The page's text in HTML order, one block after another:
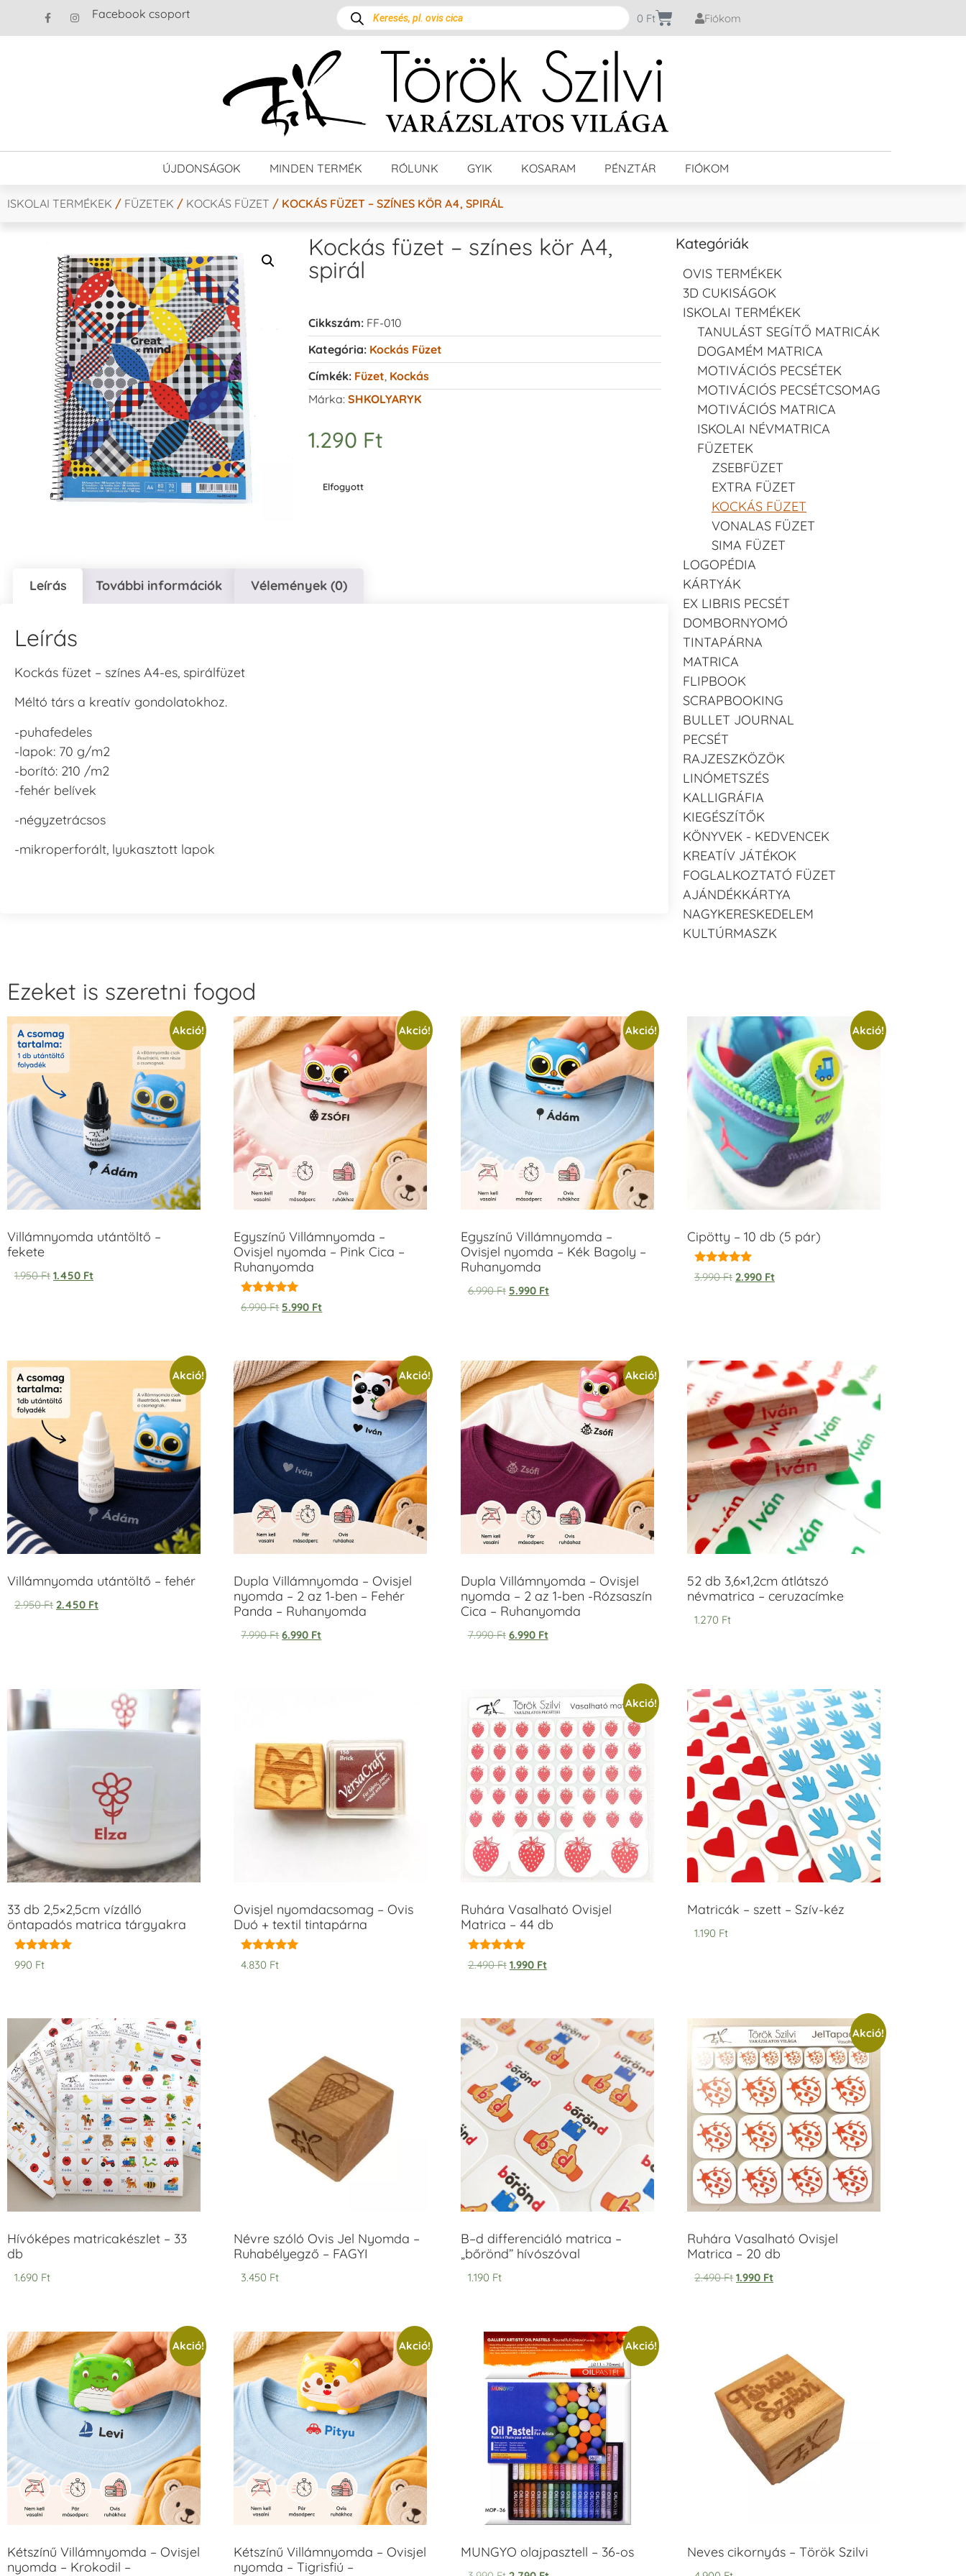
Facebook csoport 0 Ft Fiókom
ÚJDONSÁGOK MINDEN TERMÉK RÓLUNK GYIK KOSARAM PÉNZTÁR FIÓKOM
ISKOLAI TERMÉKEK / FÜZETEK / KOCKÁS FÜZET / KOCKÁS FÜZET – SZÍNES KÖR A4, SPIRÁL
Kockás füzet – színes kör A4,
spirál
Cikkszám: FF-010
Kategória: Kockás Füzet
Címkék: Füzet Kockás
Márka: SHKOLYARYK
1.290 Ft
Elfogyott
Leírás További információk Vélemények (0)
Leírás
Kockás füzet – színes A4-es, spirálfüzet
Méltó társ a kreatív gondolatokhoz.
-puhafedeles
-lapok: 70 g/m2
-borító: 210 /m2
-fehér belívek
-négyzetrácsos
-mikroperforált, lyukasztott lapok
Kategóriák
OVIS TERMÉKEK
3D CUKISÁGOK
ISKOLAI TERMÉKEK
TANULÁST SEGÍTŐ MATRICÁK
DOGAMÉM MATRICA
MOTIVÁCIÓS PECSÉTEK
MOTIVÁCIÓS PECSÉTCSOMAG
MOTIVÁCIÓS MATRICA
ISKOLAI NÉVMATRICA
FÜZETEK
ZSEBFÜZET
EXTRA FÜZET
KOCKÁS FÜZET
VONALAS FÜZET
SIMA FÜZET
LOGOPÉDIA
KÁRTYÁK
EX LIBRIS PECSÉT
DOMBORNYOMÓ
TINTAPÁRNA
MATRICA
FLIPBOOK
SCRAPBOOKING
BULLET JOURNAL
PECSÉT
RAJZESZKÖZÖK
LINÓMETSZÉS
KALLIGRÁFIA
KIEGÉSZÍTŐK
KÖNYVEK - KEDVENCEK
KREATÍV JÁTÉKOK
FOGLALKOZTATÓ FÜZET
AJÁNDÉKKÁRTYA
NAGYKERESKEDELEM
KULTÚRMASZK
Ezeket is szeretni fogod
Akció!
Villámnyomda utántöltő –
fekete
1.950Ft 1.450 Ft
Akció!
Egyszínű Villámnyomda –
Ovisjel nyomda – Pink Cica –
Ruhanyomda
Értékelés:
5.00
6.990Ft 5.990 Ft
Akció!
Egyszínű Villámnyomda –
Ovisjel nyomda – Kék Bagoly –
Ruhanyomda
6.990Ft 5.990 Ft
Akció!
Cipötty – 10 db (5 pár)
Értékelés:
5.00
3.990Ft 2.990 Ft
Akció!
Villámnyomda utántöltő – fehér
2.950Ft 2.450 Ft
Akció!
Dupla Villámnyomda – Ovisjel
nyomda – 2 az 1-ben – Fehér
Panda – Ruhanyomda
7.990Ft 6.990 Ft
Akció!
Dupla Villámnyomda – Ovisjel
nyomda – 2 az 1-ben -Rózsaszín
Cica – Ruhanyomda
7.990Ft 6.990 Ft
52 db 3,6×1,2cm átlátszó
névmatrica – ceruzacímke
1.270 Ft
33 db 2,5×2,5cm vízálló
öntapadós matrica tárgyakra
Értékelés:
5.00
990 Ft
Ovisjel nyomdacsomag – Ovis
Duó + textil tintapárna
Értékelés:
5.00
4.830 Ft
Akció!
Ruhára Vasalható Ovisjel
Matrica – 44 db
Értékelés:
5.00
2.490Ft 1.990 Ft
Matricák – szett – Szív-kéz
1.190 Ft
Hívóképes matricakészlet – 33
db
1.690 Ft
Névre szóló Ovis Jel Nyomda –
Ruhabélyegző – FAGYI
3.450 Ft
B–d differenciáló matrica –
„bőrönd” hívószóval
1.190 Ft
Akció!
Ruhára Vasalható Ovisjel
Matrica – 20 db
2.490Ft 1.990 Ft
Akció!
Kétszínű Villámnyomda – Ovisjel
nyomda – Krokodil –
Akció!
Kétszínű Villámnyomda – Ovisjel
nyomda – Tigrisfiú –
Akció!
MUNGYO olajpasztell – 36-os Neves cikornyás – Török Szilvi